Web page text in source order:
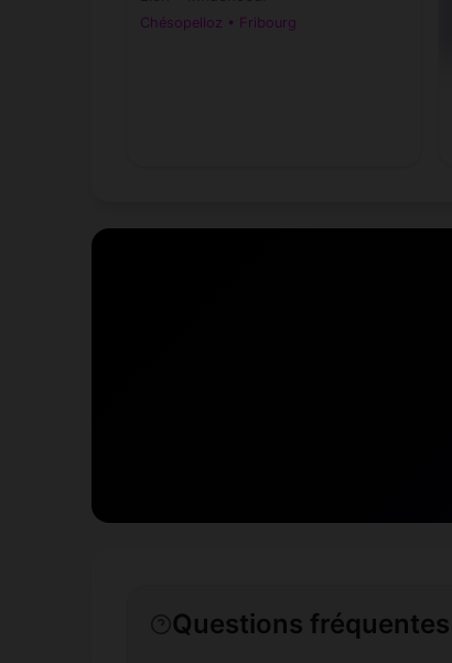
Chésopelloz • Fribourg
Questions fréquentes